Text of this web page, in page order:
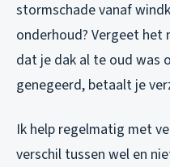
stormschade vanaf
onderhoud? Vergeet het
dat je dak al te oud was
genegeerd, betaalt je
Ik help regelmatig met
verschil tussen wel en